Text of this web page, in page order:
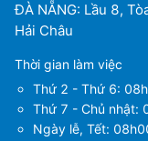
ĐÀ NẴNG: Lầu 8,
Hải Châu
Thời gian làm việc
Thứ 2 - Thứ 6:
Thứ 7 - Chủ nhật:
Ngày lễ, Tết: